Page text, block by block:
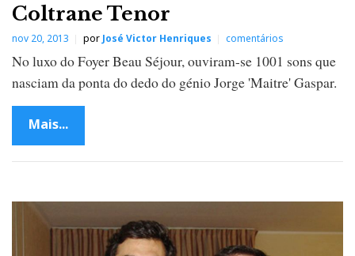
Coltrane Tenor
nov 20, 2013 por José Victor Henriques comentários
No luxo do Foyer Beau Séjour, ouviram-se 1001 sons que
nasciam da ponta do dedo do génio Jorge 'Maitre' Gaspar.
Mais...